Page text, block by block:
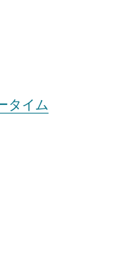
タイム